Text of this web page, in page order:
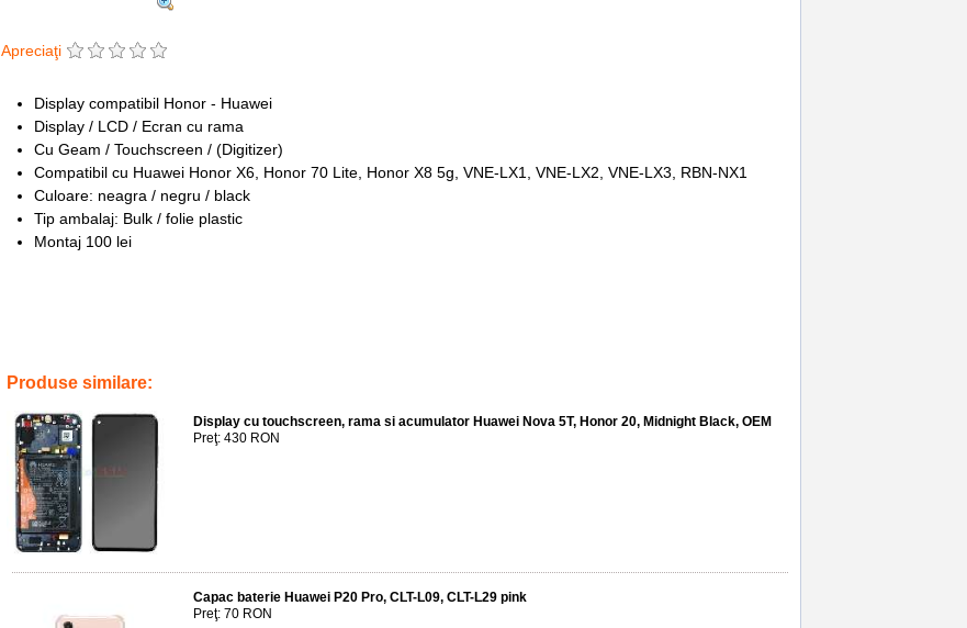
Apreciaţi
Display compatibil Honor - Huawei
Display / LCD / Ecran cu rama
Cu Geam / Touchscreen / (Digitizer)
Compatibil cu Huawei Honor X6, Honor 70 Lite, Honor X8 5g, VNE-LX1, VNE-LX2, VNE-LX3, RBN-NX1
Culoare: neagra / negru / black
Tip ambalaj: Bulk / folie plastic
Montaj 100 lei
Produse similare:
Display cu touchscreen, rama si acumulator Huawei Nova 5T, Honor 20, Midnight Black, OEM
Preţ: 430 RON
Capac baterie Huawei P20 Pro, CLT-L09, CLT-L29 pink
Preţ: 70 RON